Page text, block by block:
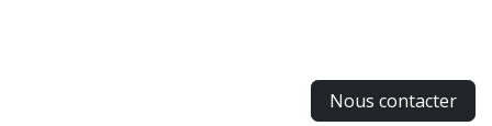
Nous contacter